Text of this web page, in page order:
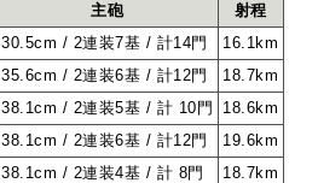
主砲
射程
30.5cm / 2連装7基 / 計14門 16.1km
35.6cm / 2連装6基 / 計12門
18.7km
38.1cm / 2連装5基 / 計 10門 18.6km
38.1cm / 2連装6基 / 計12門
19.6km
38.1cm / 2連装4基 / 計 8門
18.7km